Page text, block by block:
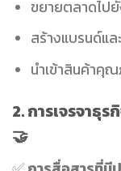
ขยายตลาดไป
สร้างแบรนด์แล
นำเข้าสินค้าคุ
2. การเจรจาธุ
🤝